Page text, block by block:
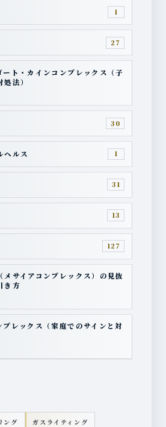
1
27
ート・カインコンプレックス（子
法）
30
ヘルス 1
31
13
127
メサイアコンプレックス）の見抜
き方
プレックス（家庭でのサインと対
ング ガスライティング